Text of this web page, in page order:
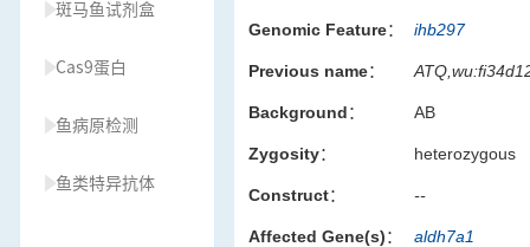
斑马鱼试剂盒
Cas9蛋白
鱼病原检测
鱼类特异抗体
Genomic Feature： ihb297
Previous name：
Background： AB
Zygosity： heterozygous
Construct： --
Affected Gene(s)： aldh7a1